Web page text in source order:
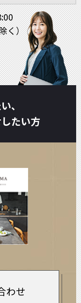
く）
、
たい方
わせ